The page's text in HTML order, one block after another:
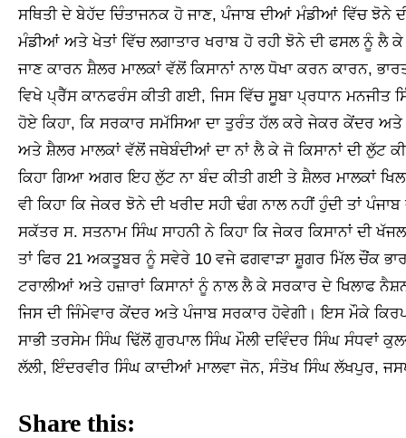
ਸਥਿਤੀ ਦੇ ਬੇਹੱਦ ਚਿੰਤਾਜਨਕ ਹੋ ਜਾਣ, ਪੰਜਾਬ ਦੀਆਂ ਮੰਡੀਆਂ ਵਿੱਚ ਝੋਨੇ
ਮੰਡੀਆਂ ਅਤੇ ਖੇਤਾਂ ਵਿੱਚ ਲਗਾਤਾਰ ਖਰਾਬ ਹੋ ਰਹੀ ਝੋਨੇ ਦੀ ਫਸਲ ਨੂੰ ਲੈ
ਜਾਣ ਕਾਰਨ ਸ਼ੈਲਰ ਮਾਲਕਾਂ ਵੱਲੋਂ ਕਿਸਾਨਾਂ ਨਾਲ ਧੋਖਾ ਕਰਨ ਕਾਰਨ,
ਵਿਖੇ ਪ੍ਰੈੱਸ ਕਾਨਫਰੰਸ ਕੀਤੀ ਗਈ, ਜਿਸ ਵਿੱਚ ਸੂਬਾ ਪ੍ਰਧਾਨ ਮਨਜੀਤ
ਹੋਏ ਕਿਹਾ, ਕਿ ਸਰਕਾਰ ਸਮੱਸਿਆ ਦਾ ਤੁਰੰਤ ਹੱਲ ਕਰੇ ਜੇਕਰ ਕੇਂਦਰ ਅਤੇ
ਅਤੇ ਸ਼ੈਲਰ ਮਾਲਕਾਂ ਵੱਲੋਂ ਜਥੇਬੰਦੀਆਂ ਦਾ ਨਾਂ ਲੈ ਕੇ ਜੋ ਕਿਸਾਨਾਂ ਦੀ ਲੁੱਟ
ਕਿਹਾ ਗਿਆ ਅਗਰ ਇਹ ਲੁੱਟ ਨਾ ਬੰਦ ਕੀਤੀ ਗਈ ਤੇ ਸ਼ੈਲਰ ਮਾਲਕਾਂ
ਵੀ ਕਿਹਾ ਕਿ ਜੇਕਰ ਝੋਨੇ ਦੀ ਖਰੀਦ ਸਹੀ ਢੰਗ ਨਾਲ ਨਹੀਂ ਹੁੰਦੀ ਤਾਂ
ਸਕੱਤਰ ਸ. ਸਤਨਾਮ ਸਿੰਘ ਸਾਹਨੀ ਨੇ ਕਿਹਾ ਕਿ ਜੇਕਰ ਕਿਸਾਨਾਂ ਦੀ
ਤਾਂ ਫਿਰ 21 ਅਕਤੂਬਰ ਨੂੰ ਸਵੇਰੇ 10 ਵਜੇ ਫਗਵਾੜਾ ਸ਼ੂਗਰ ਮਿੱਲ ਚੌਂਕ
ਟਰਾਲੀਆਂ ਅਤੇ ਹਜ਼ਾਰਾਂ ਕਿਸਾਨਾਂ ਨੂੰ ਨਾਲ ਲੈ ਕੇ ਸਰਕਾਰ ਦੇ ਖਿਲਾਫ
ਜਿਸ ਦੀ ਜਿੰਮੇਵਾਰ ਕੇਂਦਰ ਅਤੇ ਪੰਜਾਬ ਸਰਕਾਰ ਹੋਵੇਗੀ। ਇਸ ਮੌਕੇ
ਸਾਭੀ ਤਰਸੇਮ ਸਿੰਘ ਢਿੱਲੋਂ ਗੁਰਪਾਲ ਸਿੰਘ ਮੌਲੀ ਦਵਿੰਦਰ ਸਿੰਘ ਸੰਧਵਾਂ
ਲੱਲੀ, ਇੰਦਰਵੀਰ ਸਿੰਘ ਕਾਦੀਆਂ ਮਾਲਵਾ ਜੋਨ, ਸੰਤੋਖ ਸਿੰਘ ਲੱਖਪੁਰ,
Share this: